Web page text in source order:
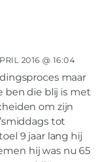
2016 @ 16:04
maar
ben die blij is met
om zijn
tot
9 jaar lang hij
hij was nu 65